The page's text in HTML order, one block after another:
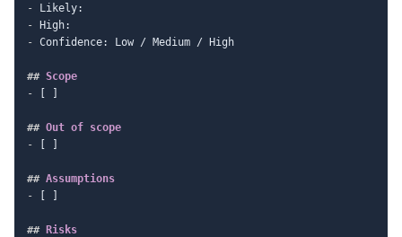
-
-
- Confidence: Low / Medium / High
## Scope
-
## Out of scope
-
## Assumptions
-
## Risks